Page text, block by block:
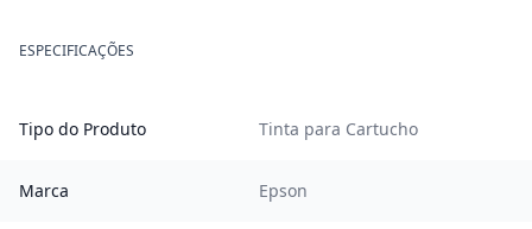
ESPECIFICAÇÕES
Tipo do Produto Tinta para Cartucho
Marca Epson